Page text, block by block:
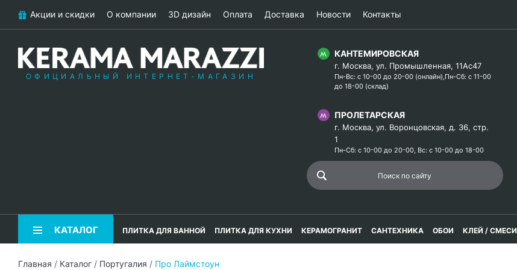
Акции и скидки О компании 3D дизайн Оплата Доставка Новости Контакты
ОФИЦИАЛЬНЫЙ ИНТЕРНЕТ-МАГАЗИН
КАНТЕМИРОВСКАЯ
г. Москва, ул. Промышленная, 11Ас47
Пн-Вс: с 10-00 до 20-00 (онлайн),Пн-Сб: с 11-00
до 18-00 (склад)
ПРОЛЕТАРСКАЯ
г. Москва, ул. Воронцовская, д. 36, стр.
1
Пн-Сб: с 10-00 до 20-00, Вс: с 10-00 до 18-00
КАТАЛОГ ПЛИТКА ДЛЯ ВАННОЙ ПЛИТКА ДЛЯ КУХНИ КЕРАМОГРАНИТ САНТЕХНИКА ОБОИ КЛЕЙ / СМЕСИ
Главная / Каталог / Португалия / Про Лаймстоун